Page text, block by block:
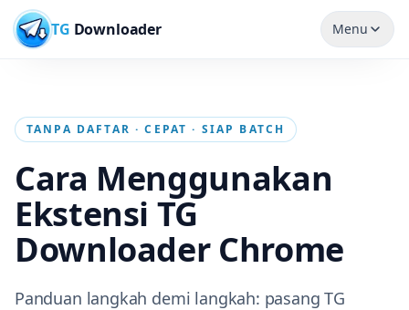
TG Downloader Menu
TANPA DAFTAR · CEPAT · SIAP BATCH
Cara Menggunakan
Ekstensi TG
Downloader Chrome
Panduan langkah demi langkah: pasang TG